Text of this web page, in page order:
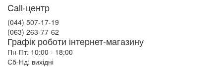
Call-центр
(044) 507-17-19
(063) 263-77-62
Графік роботи інтернет-магазину
Пн-Пт: 10:00 - 18:00
Сб-Нд: вихідні